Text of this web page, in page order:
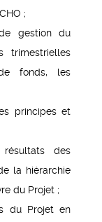
;
gestion du
trimestrielles
fonds, les
principes et
des
la hiérarchie
du Projet ;
du Projet en